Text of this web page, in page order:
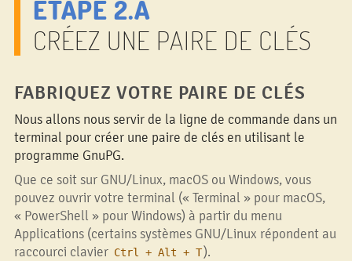
ÉTAPE 2.A
CRÉEZ UNE PAIRE DE CLÉS
FABRIQUEZ VOTRE PAIRE DE CLÉS
Nous allons nous servir de la ligne de commande dans un
terminal pour créer une paire de clés en utilisant le
programme GnuPG.
Que ce soit sur GNU/Linux, macOS ou Windows, vous
pouvez ouvrir votre terminal (« Terminal » pour macOS,
« PowerShell » pour Windows) à partir du menu
Applications (certains systèmes GNU/Linux répondent au
raccourci clavier Ctrl + Alt + T).